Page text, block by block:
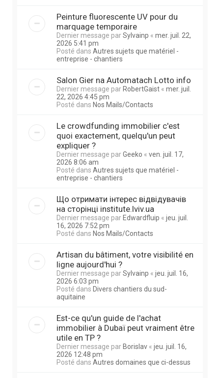
Peinture fluorescente UV pour du
marquage temporaire
Dernier message parSylvainp « mer. juil. 22,
2026 5:41 pm
Posté dans Autres sujets que matériel -
entreprise - chantiers
Salon Gier na Automatach Lotto info
Dernier message par RobertGaist « mer. juil.
22, 2026 4:45 pm
Posté dans Nos Mails/Contacts
Le crowdfunding immobilier c'est
quoi exactement, quelqu'un peut
expliquer ?
Dernier message parGeeko « ven. juil. 17,
2026 8:06 am
Posté dans Autres sujets que matériel -
entreprise - chantiers
Що отримати інтерес відвідувачів
на сторінці institute.lviv.ua
Dernier message par Edwardfluip « jeu. juil.
16, 2026 7:52 pm
Posté dans Nos Mails/Contacts
Artisan du bâtiment, votre visibilité en
ligne aujourd'hui ?
Dernier message parSylvainp « jeu. juil. 16,
2026 6:03 pm
Posté dans Divers chantiers du sud-
aquitaine
Est-ce qu'un guide de l'achat
immobilier à Dubaï peut vraiment être
utile en TP ?
Dernier message par Borislav « jeu. juil. 16,
2026 12:48 pm
Posté dans Autres domaines que ci-dessus